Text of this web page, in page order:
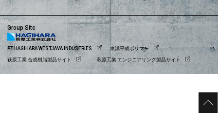
Group Site
PT.HAGIHARA WESTJAVA INDUSTRIES 東洋平成ポリマー
萩原工業 合成樹脂製品サイト 萩原工業 エンジニアリング製品サイト